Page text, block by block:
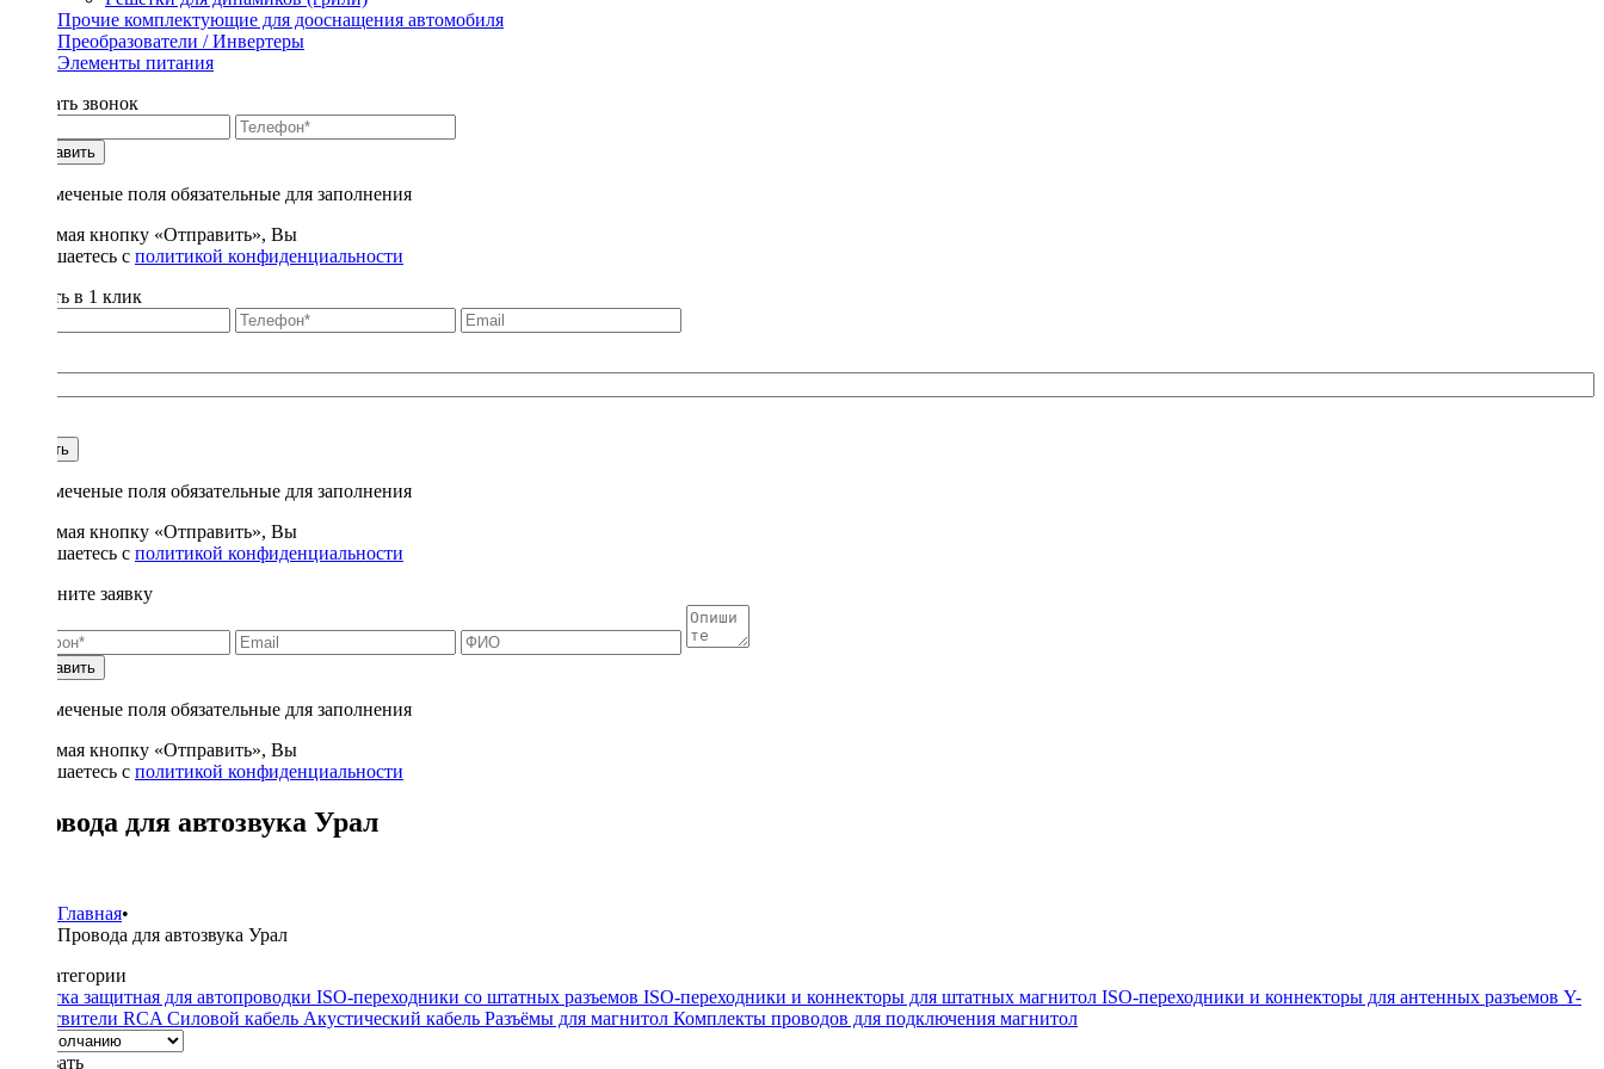
Прочие комплектующие для дооснащения автомобиля
Преобразователи / Инвертеры
Элементы питания
Заказать звонок
Отправить
* - отмеченые поля обязательные для заполнения
Нажимая кнопку «Отправить», Вы
соглашаетесь с политикой конфиденциальности
Купить в 1 клик
Купить
* - отмеченые поля обязательные для заполнения
Нажимая кнопку «Отправить», Вы
соглашаетесь с политикой конфиденциальности
Заполните заявку
Отправить
* - отмеченые поля обязательные для заполнения
Нажимая кнопку «Отправить», Вы
соглашаетесь с политикой конфиденциальности
Провода для автозвука Урал
Главная•
Провода для автозвука Урал
Подкатегории
Оплетка защитная для автопроводки ISO-переходники со штатных разъемов ISO-переходники и коннекторы для штатных магнитол ISO-переходники и коннекторы для антенных разъемов Y-
разветвители RCA Силовой кабель Акустический кабель Разъёмы для магнитол Комплекты проводов для подключения магнитол
Показать